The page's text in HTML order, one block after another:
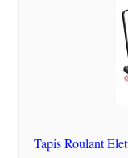
Tapis Roulant